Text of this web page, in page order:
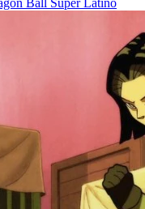
Ball Super Latino